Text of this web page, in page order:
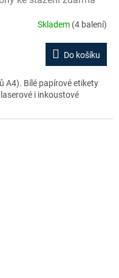
Skladem (4 balení)
Do košíku
A4). Bílé papírové etikety
i inkoustové